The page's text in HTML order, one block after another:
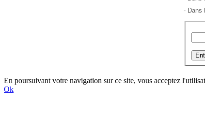
- Dans
En poursuivant votre navigation sur ce site, vous acceptez
Ok